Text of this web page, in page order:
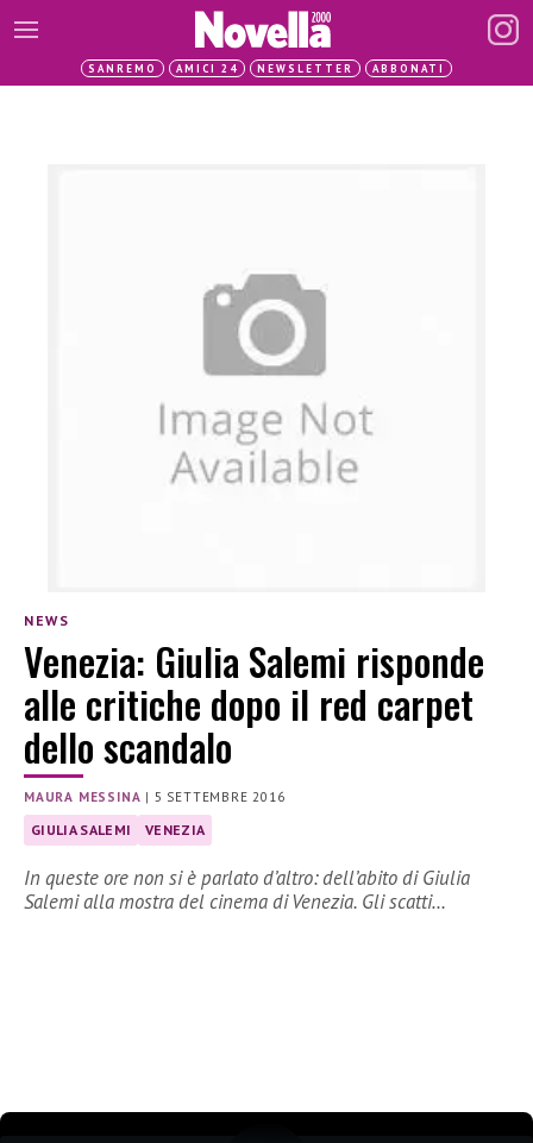
SANREMO AMICI 24 NEWSLETTER ABBONATI
NEWS
Venezia: Giulia Salemi risponde
alle critiche dopo il red carpet
dello scandalo
MAURA MESSINA | 5 SETTEMBRE 2016
GIULIA SALEMI VENEZIA
In queste ore non si è parlato d’altro: dell’abito di Giulia
Salemi alla mostra del cinema di Venezia. Gli scatti…